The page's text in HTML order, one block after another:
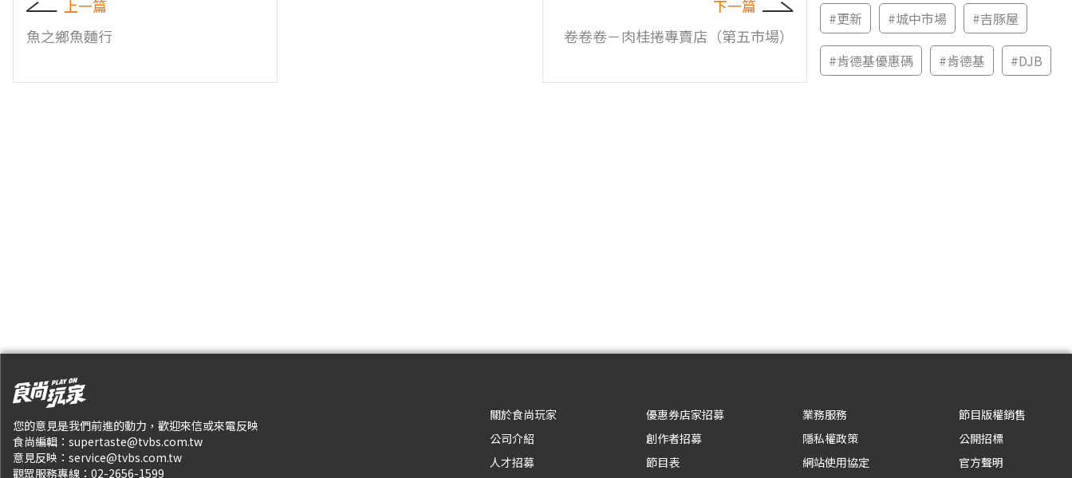
上一篇
魚之鄉魚麵行
下一篇
卷卷卷－肉桂捲專賣店（第五市場）
#更新 #城中市場 #吉豚屋
#肯德基優惠碼 #肯德基 #DJB
您的意見是我們前進的動力，歡迎來信或來電反映
食尚編輯： supertaste@tvbs.com.tw
意見反映： service@tvbs.com.tw
觀眾服務專線： 02-2656-1599
關於食尚玩家
公司介紹
人才招募
優惠券店家招募
創作者招募
節目表
業務服務
隱私權政策
網站使用協定
節目版權銷售
公開招標
官方聲明